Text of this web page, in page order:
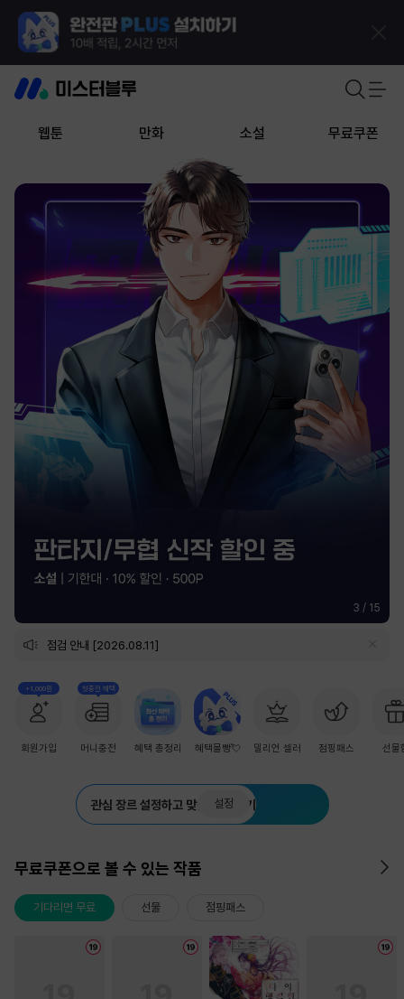
웹툰 만화 소설 무료쿠폰
3 / 15
점검 안내 [2026.08.11]
+1,000원
회원가입
첫충전 혜택
머니충전 혜택 총정리 혜택몰빵💘 밀리언 셀러 점핑패스 선물
관심 장르 설정하고 맞춤 추천 받기
설정
무료쿠폰으로 볼 수 있는 작품
기다리면 무료 선물 점핑패스